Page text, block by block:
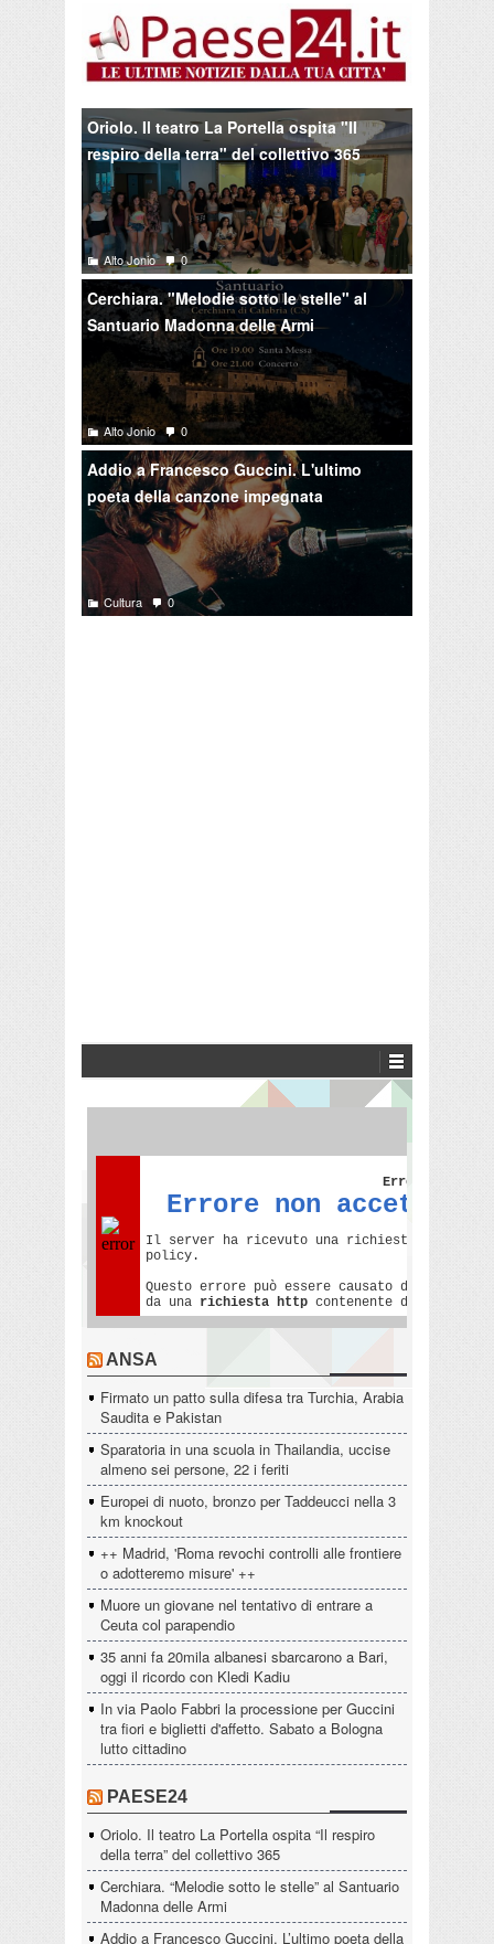
Oriolo. Il teatro La Portella ospita "Il
respiro della terra" del collettivo 365
Alto Jonio 0
Cerchiara. "Melodie sotto le stelle" al
Santuario Madonna delle Armi
Alto Jonio 0
Addio a Francesco Guccini. L'ultimo
poeta della canzone impegnata
Cultura 0
ANSA
Firmato un patto sulla difesa tra Turchia, Arabia
Saudita e Pakistan
Sparatoria in una scuola in Thailandia, uccise
almeno sei persone, 22 i feriti
Europei di nuoto, bronzo per Taddeucci nella 3
km knockout
++ Madrid, 'Roma revochi controlli alle frontiere
o adotteremo misure' ++
Muore un giovane nel tentativo di entrare a
Ceuta col parapendio
35 anni fa 20mila albanesi sbarcarono a Bari,
oggi il ricordo con Kledi Kadiu
In via Paolo Fabbri la processione per Guccini
tra fiori e biglietti d'affetto. Sabato a Bologna
lutto cittadino
PAESE24
Oriolo. Il teatro La Portella ospita “Il respiro
della terra” del collettivo 365
Cerchiara. “Melodie sotto le stelle” al Santuario
Madonna delle Armi
Addio a Francesco Guccini. L’ultimo poeta della